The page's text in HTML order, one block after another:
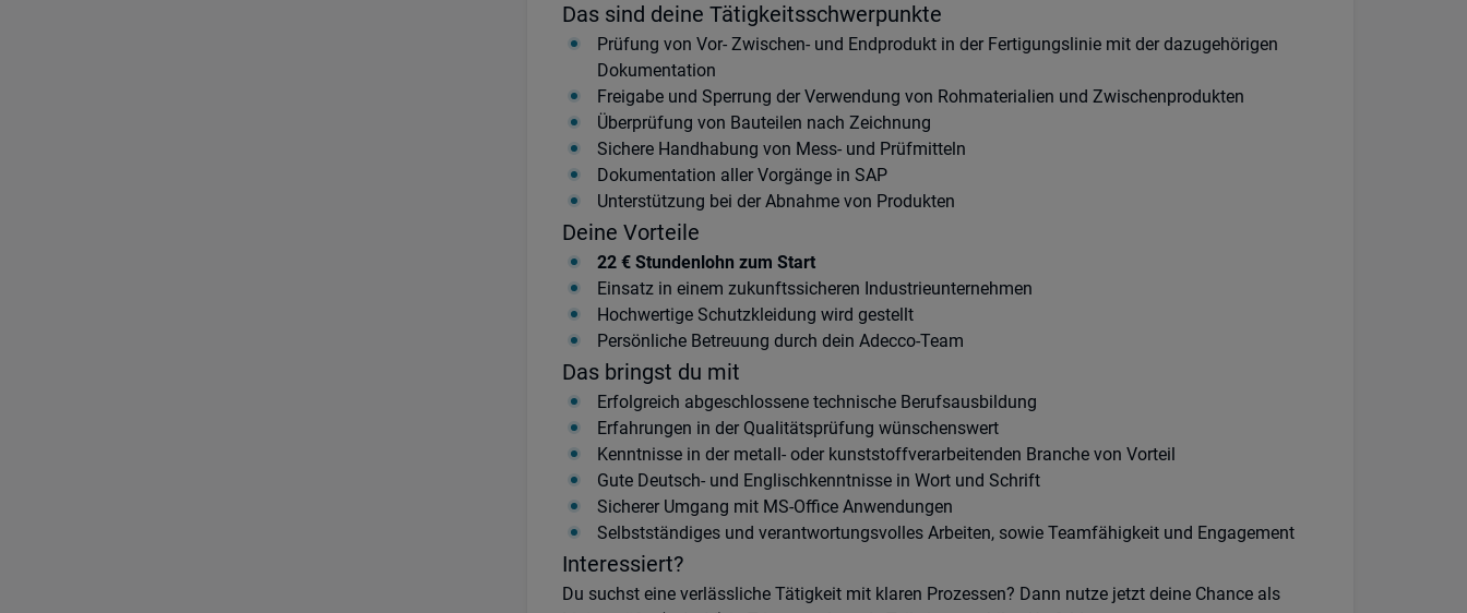
Das sind deine Tätigkeitsschwerpunkte
Prüfung von Vor- Zwischen- und Endprodukt in der Fertigungslinie mit der dazugehörigen
Dokumentation
Freigabe und Sperrung der Verwendung von Rohmaterialien und Zwischenprodukten
Überprüfung von Bauteilen nach Zeichnung
Sichere Handhabung von Mess- und Prüfmitteln
Dokumentation aller Vorgänge in SAP
Unterstützung bei der Abnahme von Produkten
Deine Vorteile
22 € Stundenlohn zum Start
Einsatz in einem zukunftssicheren Industrieunternehmen
Hochwertige Schutzkleidung wird gestellt
Persönliche Betreuung durch dein Adecco-Team
Das bringst du mit
Erfolgreich abgeschlossene technische Berufsausbildung
Erfahrungen in der Qualitätsprüfung wünschenswert
Kenntnisse in der metall- oder kunststoffverarbeitenden Branche von Vorteil
Gute Deutsch- und Englischkenntnisse in Wort und Schrift
Sicherer Umgang mit MS-Office Anwendungen
Selbstständiges und verantwortungsvolles Arbeiten, sowie Teamfähigkeit und Engagement
Interessiert?
Du suchst eine verlässliche Tätigkeit mit klaren Prozessen? Dann nutze jetzt deine Chance als